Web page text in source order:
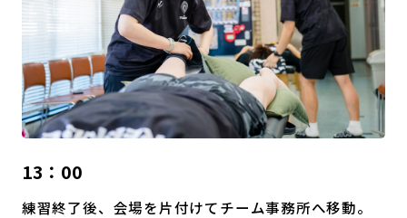
13：00
練習終了後、会場を片付けてチーム事務所へ移動。